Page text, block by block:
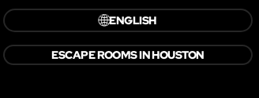
🌐ENGLISH
ESCAPE ROOMS IN HOUSTON